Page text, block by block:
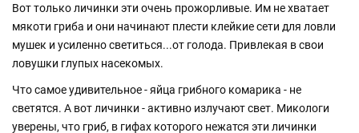
Вот только личинки эти очень прожорливые. Им не хватает
мякоти гриба и они начинают плести клейкие сети для ловли
мушек и усиленно светиться...от голода. Привлекая в свои
ловушки глупых насекомых.
Что самое удивительное - яйца грибного комарика - не
светятся. А вот личинки - активно излучают свет. Микологи
уверены, что гриб, в гифах которого нежатся эти личинки